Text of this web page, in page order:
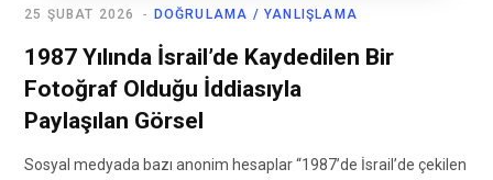
DOĞRULAMA / YANLIŞLAMA
25 ŞUBAT 2026
1987 Yılında İsrail’de Kaydedilen Bir
Fotoğraf Olduğu İddiasıyla
Paylaşılan Görsel
Sosyal medyada bazı anonim hesaplar “1987’de İsrail’de çekilen